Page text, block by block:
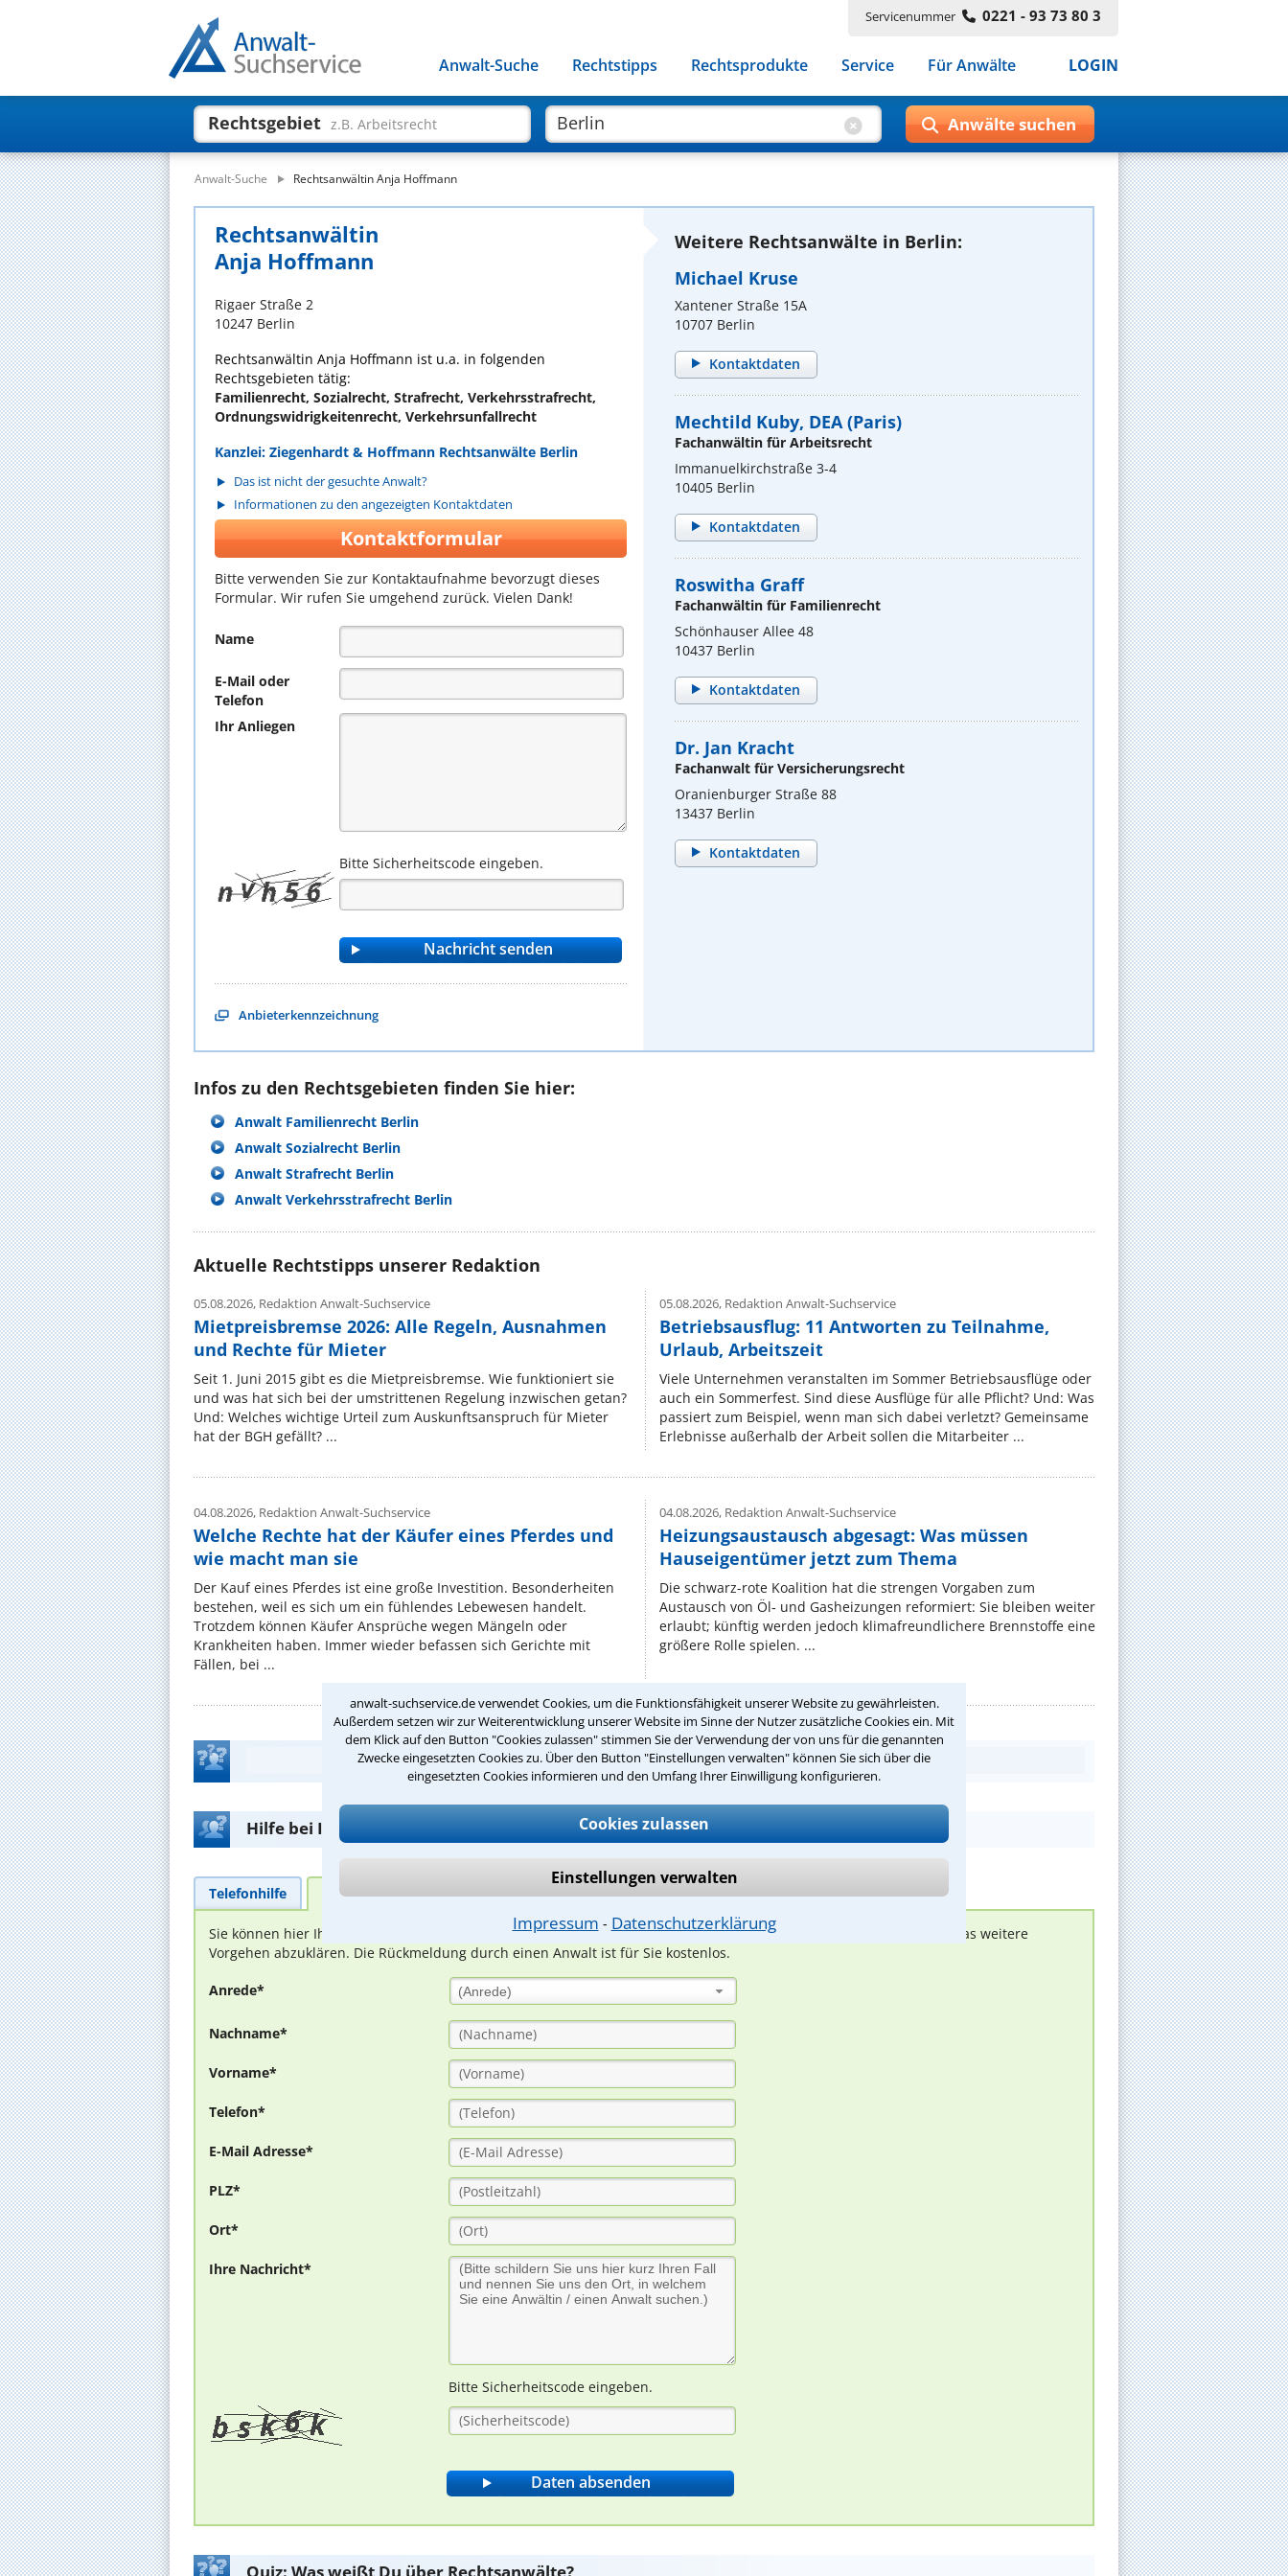
anwalt-suchservice.de verwendet Cookies, um die Funktionsfähigkeit unserer Website zu gewährleisten.
Außerdem setzen wir zur Weiterentwicklung unserer Website im Sinne der Nutzer zusätzliche Cookies ein. Mit
dem Klick auf den Button "Cookies zulassen" stimmen Sie der Verwendung der von uns für die genannten
Zwecke eingesetzten Cookies zu. Über den Button "Einstellungen verwalten" können Sie sich über die
eingesetzten Cookies informieren und den Umfang Ihrer Einwilligung konfigurieren.
Cookies zulassen
Einstellungen verwalten
Impressum ⁃ Datenschutzerklärung
Servicenummer 0221 - 93 73 80 3
Anwalt-Suche Rechtstipps Rechtsprodukte Service Für Anwälte LOGIN
Rechtsgebiet z.B. Arbeitsrecht
Anwalt-Suche Rechtsanwältin Anja Hoffmann
Rechtsanwältin
Anja Hoffmann
Rigaer Straße 2
10247 Berlin
Rechtsanwältin Anja Hoffmann ist u.a. in folgenden
Rechtsgebieten tätig:
Familienrecht, Sozialrecht, Strafrecht, Verkehrsstrafrecht,
Ordnungswidrigkeitenrecht, Verkehrsunfallrecht
Kanzlei: Ziegenhardt & Hoffmann Rechtsanwälte Berlin
Das ist nicht der gesuchte Anwalt?
Informationen zu den angezeigten Kontaktdaten
Kontaktformular
Bitte verwenden Sie zur Kontaktaufnahme bevorzugt dieses
Formular. Wir rufen Sie umgehend zurück. Vielen Dank!
Name
E-Mail oder
Telefon
Ihr Anliegen
Bitte Sicherheitscode eingeben.
Anbieterkennzeichnung
Weitere Rechtsanwälte in Berlin:
Michael Kruse
Xantener Straße 15A
10707 Berlin
Kontaktdaten
Mechtild Kuby, DEA (Paris)
Fachanwältin für Arbeitsrecht
Immanuelkirchstraße 3-4
10405 Berlin
Kontaktdaten
Roswitha Graff
Fachanwältin für Familienrecht
Schönhauser Allee 48
10437 Berlin
Kontaktdaten
Dr. Jan Kracht
Fachanwalt für Versicherungsrecht
Oranienburger Straße 88
13437 Berlin
Kontaktdaten
Infos zu den Rechtsgebieten finden Sie hier:
Anwalt Familienrecht Berlin
Anwalt Sozialrecht Berlin
Anwalt Strafrecht Berlin
Anwalt Verkehrsstrafrecht Berlin
Aktuelle Rechtstipps unserer Redaktion
05.08.2026, Redaktion Anwalt-Suchservice
Mietpreisbremse 2026: Alle Regeln, Ausnahmen
und Rechte für Mieter
Seit 1. Juni 2015 gibt es die Mietpreisbremse. Wie funktioniert sie
und was hat sich bei der umstrittenen Regelung inzwischen getan?
Und: Welches wichtige Urteil zum Auskunftsanspruch für Mieter
hat der BGH gefällt? ...
05.08.2026,Redaktion Anwalt-Suchservice
Betriebsausflug: 11 Antworten zu Teilnahme,
Urlaub, Arbeitszeit
Viele Unternehmen veranstalten im Sommer Betriebsausflüge oder
auch ein Sommerfest. Sind diese Ausflüge für alle Pflicht? Und: Was
passiert zum Beispiel, wenn man sich dabei verletzt? Gemeinsame
Erlebnisse außerhalb der Arbeit sollen die Mitarbeiter ...
04.08.2026, Redaktion Anwalt-Suchservice
Welche Rechte hat der Käufer eines Pferdes und
wie macht man sie
Der Kauf eines Pferdes ist eine große Investition. Besonderheiten
bestehen, weil es sich um ein fühlendes Lebewesen handelt.
Trotzdem können Käufer Ansprüche wegen Mängeln oder
Krankheiten haben. Immer wieder befassen sich Gerichte mit
Fällen, bei ...
04.08.2026,Redaktion Anwalt-Suchservice
Heizungsaustausch abgesagt: Was müssen
Hauseigentümer jetzt zum Thema
Die schwarz-rote Koalition hat die strengen Vorgaben zum
Austausch von Öl‑ und Gasheizungen reformiert: Sie bleiben weiter
erlaubt; künftig werden jedoch klimafreundlichere Brennstoffe eine
größere Rolle spielen. ...
Teste Dein Rechtswissen
Hilfe bei Ihrer Anwaltsuche?
Telefonhilfe Beratungsanfrage
Sie können hier Ihren Fall schildern. Anschließend werden sich spezialisierte Rechtsanwälte bei Ihnen melden, um das weitere
Vorgehen abzuklären. Die Rückmeldung durch einen Anwalt ist für Sie kostenlos.
Anrede* (Anrede)
Nachname*
Vorname*
Telefon*
E-Mail Adresse*
PLZ*
Ort*
Ihre Nachricht*
Bitte Sicherheitscode eingeben.